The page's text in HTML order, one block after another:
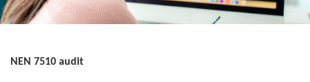
NEN 7510 audit